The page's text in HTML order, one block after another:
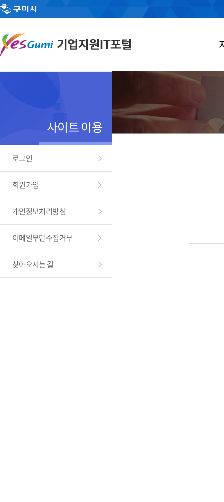
사이트 이용
로그인
회원가입
개인정보처리방침
이메일무단수집거부
찾아오시는 길